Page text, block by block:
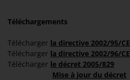
Téléchargements
Télécharger la directive 2002/95/CE
Télécharger la directive 2002/96/CE
Télécharger le décret 2005/829
Mise à jour du décret